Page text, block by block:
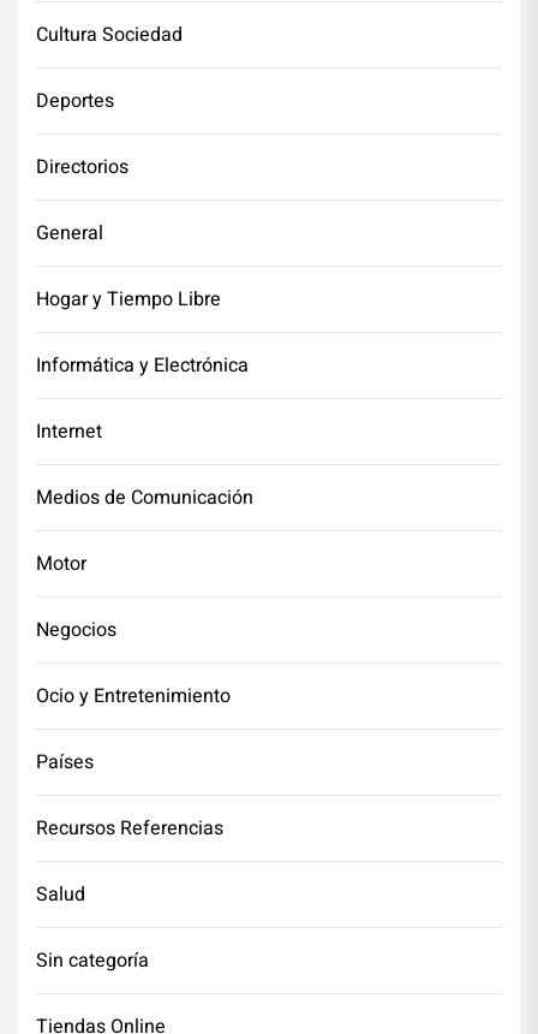
Cultura Sociedad
Deportes
Directorios
General
Hogar y Tiempo Libre
Informática y Electrónica
Internet
Medios de Comunicación
Motor
Negocios
Ocio y Entretenimiento
Países
Recursos Referencias
Salud
Sin categoría
Tiendas Online